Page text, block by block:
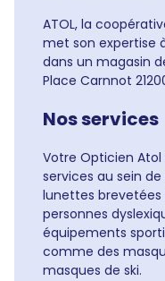
ATOL, la
met son expertise
dans un magasin
Place Carnnot
Nos services
Votre Opticien Atol
services au sein
lunettes brevetées
personnes
équipements
comme des
masques de ski.